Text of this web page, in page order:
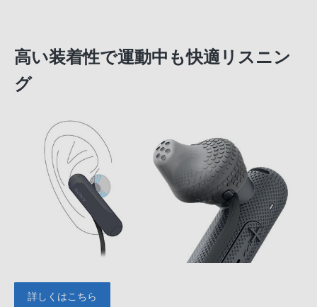
高い装着性で運動中も快適リスニン
グ
詳しくはこちら